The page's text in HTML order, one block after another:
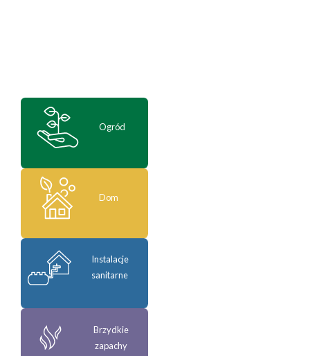
Ogród
Dom
Instalacje
sanitarne
Brzydkie
zapachy